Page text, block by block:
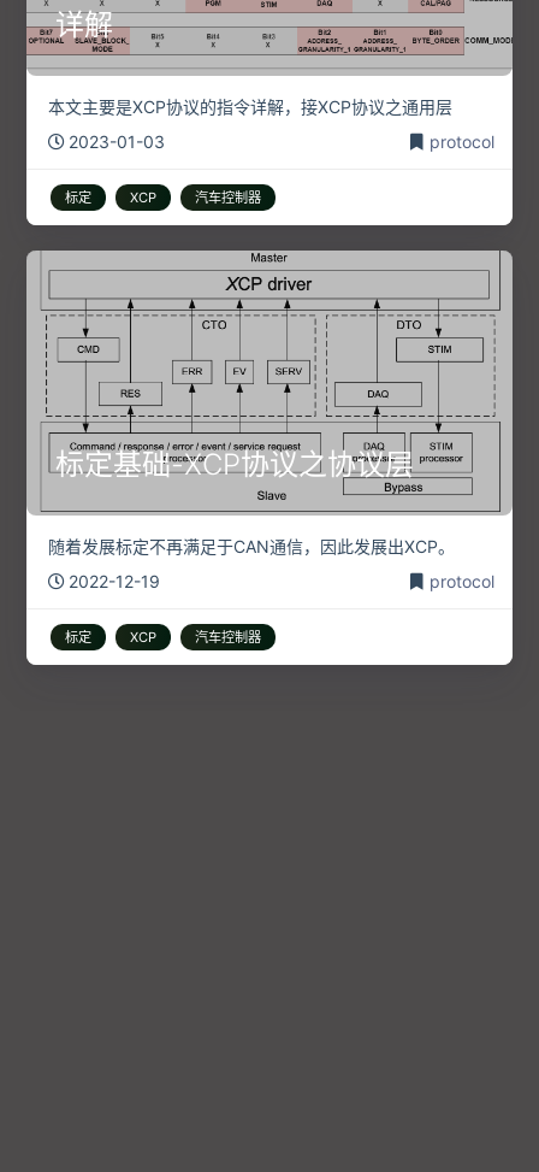
详解
本文主要是XCP协议的指令详解，接XCP协议之通用层
2023-01-03
protocol
标定 XCP 汽车控制器
标定基础-XCP协议之协议层
随着发展标定不再满足于CAN通信，因此发展出XCP。
2022-12-19
protocol
标定 XCP 汽车控制器